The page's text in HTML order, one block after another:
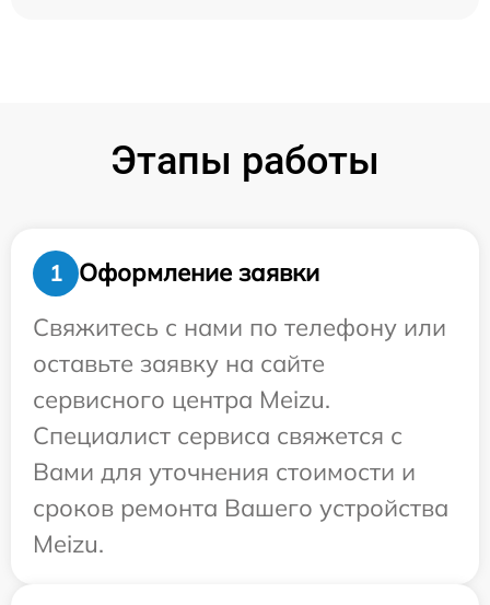
Этапы работы
1
Оформление заявки
Свяжитесь с нами по телефону или
оставьте заявку на сайте
сервисного центра Meizu.
Специалист сервиса свяжется с
Вами для уточнения стоимости и
сроков ремонта Вашего устройства
Meizu.